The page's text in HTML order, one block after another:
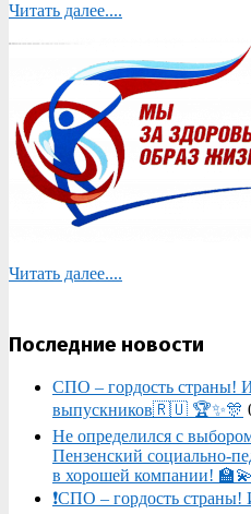
Читать далее....
Читать далее....
Последние новости
СПО – гордость страны!
выпускников🇷🇺 🏆✨🎊
Не определился с
Пензенский социально-
в хорошей компании!
❗СПО – гордость